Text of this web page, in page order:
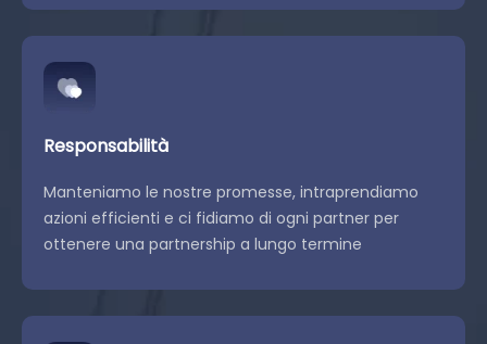
Responsabilità
Manteniamo le nostre promesse, intraprendiamo
azioni efficienti e ci fidiamo di ogni partner per
ottenere una partnership a lungo termine